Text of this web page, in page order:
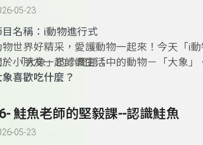
05-23
名稱： i動物進行式
物世界好精采，愛護動物一起來！今天「i
、小朋友一起認識生活中的動物－「大象」
於 「大象」的小問題：
象喜歡吃什麼？
象會利用長鼻子做什麼？
說大象的記性很好，真的嗎？
象是群居動物，牠們如何互相幫助？
鮭魚老師的堅毅課--認識鮭魚
05-23